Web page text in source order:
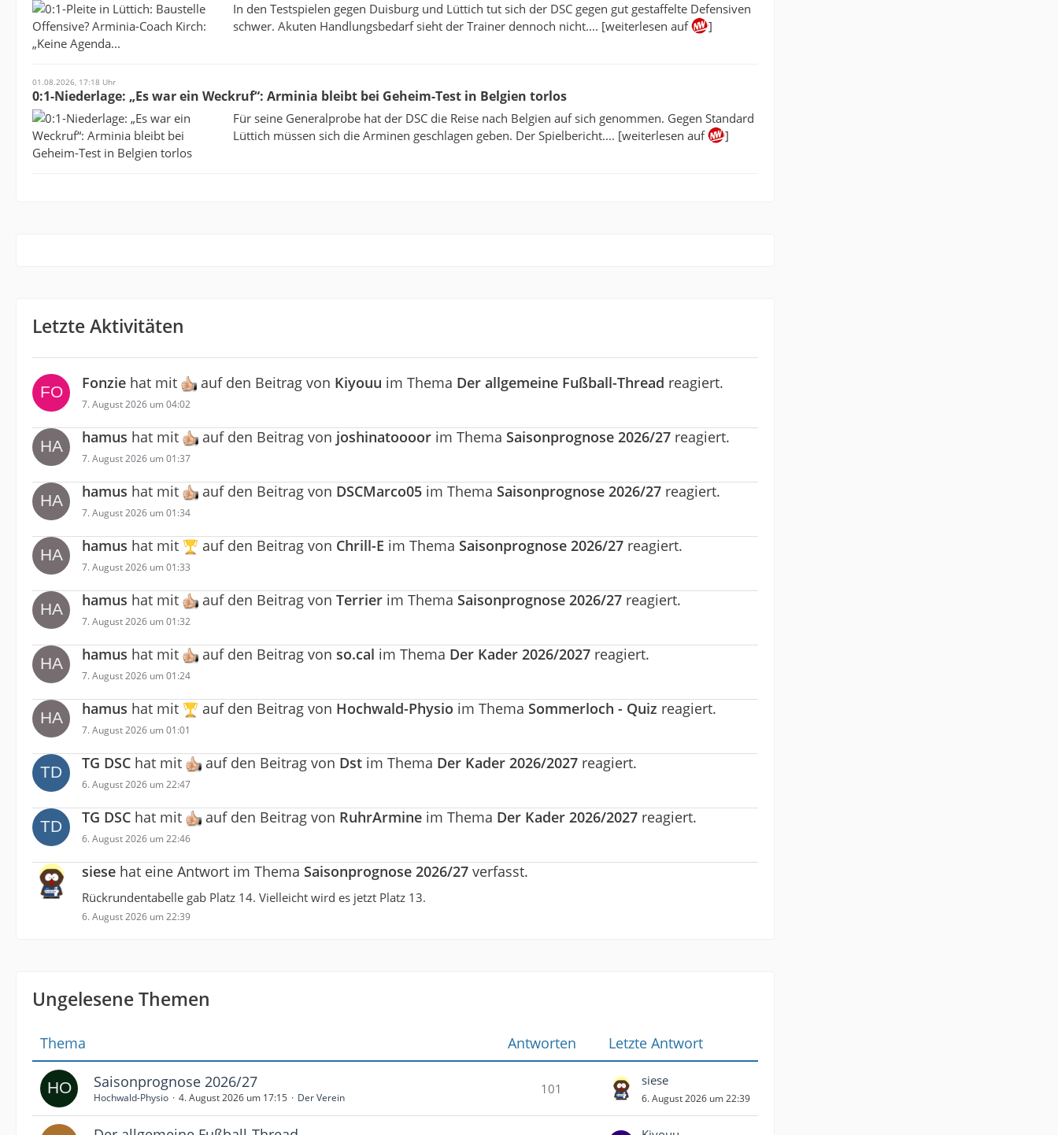
In den Testspielen gegen Duisburg und Lüttich tut sich der DSC gegen gut gestaffelte Defensiven
schwer. Akuten Handlungsbedarf sieht der Trainer dennoch nicht.... [weiterlesen auf
]
01.08.2026, 17:18 Uhr
0:1-Niederlage: „Es war ein Weckruf“: Arminia bleibt bei Geheim-Test in Belgien torlos
Für seine Generalprobe hat der DSC die Reise nach Belgien auf sich genommen. Gegen Standard
Lüttich müssen sich die Arminen geschlagen geben. Der Spielbericht.... [weiterlesen auf
]
Letzte Aktivitäten
Fonzie hat mit auf den Beitrag von Kiyouu im Thema Der allgemeine Fußball-Thread reagiert.
7. August 2026 um 04:02
hamus hat mit auf den Beitrag von joshinatoooor im Thema Saisonprognose 2026/27 reagiert.
7. August 2026 um 01:37
hamus hat mit auf den Beitrag von DSCMarco05 im Thema Saisonprognose 2026/27 reagiert.
7. August 2026 um 01:34
hamus hat mit auf den Beitrag von Chrill-E im Thema Saisonprognose 2026/27 reagiert.
7. August 2026 um 01:33
hamus hat mit auf den Beitrag von Terrier im Thema Saisonprognose 2026/27 reagiert.
7. August 2026 um 01:32
hamus hat mit auf den Beitrag von so.cal im Thema Der Kader 2026/2027 reagiert.
7. August 2026 um 01:24
hamus hat mit auf den Beitrag von Hochwald-Physio im Thema Sommerloch - Quiz reagiert.
7. August 2026 um 01:01
TG DSC hat mit auf den Beitrag von Dst im Thema Der Kader 2026/2027 reagiert.
6. August 2026 um 22:47
TG DSC hat mit auf den Beitrag von RuhrArmine im Thema Der Kader 2026/2027 reagiert.
6. August 2026 um 22:46
siese hat eine Antwort im Thema Saisonprognose 2026/27 verfasst.
Rückrundentabelle gab Platz 14. Vielleicht wird es jetzt Platz 13.
6. August 2026 um 22:39
Ungelesene Themen
Thema Antworten Letzte Antwort
Saisonprognose 2026/27
Hochwald-Physio 4. August 2026 um 17:15 Der Verein
101
siese
6. August 2026 um 22:39